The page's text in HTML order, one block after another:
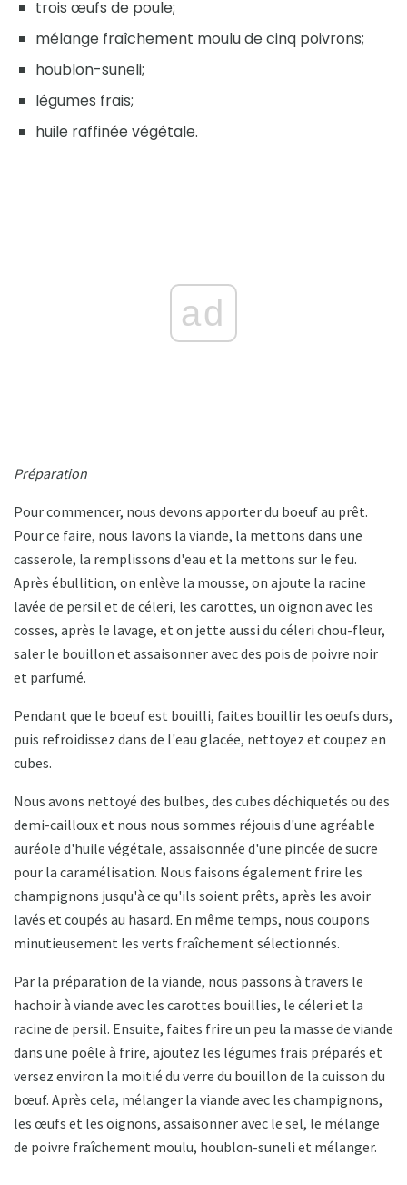
trois œufs de poule;
mélange fraîchement moulu de cinq poivrons;
houblon-suneli;
légumes frais;
huile raffinée végétale.
ad
Préparation
Pour commencer, nous devons apporter du boeuf au prêt.
Pour ce faire, nous lavons la viande, la mettons dans une
casserole, la remplissons d'eau et la mettons sur le feu.
Après ébullition, on enlève la mousse, on ajoute la racine
lavée de persil et de céleri, les carottes, un oignon avec les
cosses, après le lavage, et on jette aussi du céleri chou-fleur,
saler le bouillon et assaisonner avec des pois de poivre noir
et parfumé.
Pendant que le boeuf est bouilli, faites bouillir les oeufs durs,
puis refroidissez dans de l'eau glacée, nettoyez et coupez en
cubes.
Nous avons nettoyé des bulbes, des cubes déchiquetés ou des
demi-cailloux et nous nous sommes réjouis d'une agréable
auréole d'huile végétale, assaisonnée d'une pincée de sucre
pour la caramélisation. Nous faisons également frire les
champignons jusqu'à ce qu'ils soient prêts, après les avoir
lavés et coupés au hasard. En même temps, nous coupons
minutieusement les verts fraîchement sélectionnés.
Par la préparation de la viande, nous passons à travers le
hachoir à viande avec les carottes bouillies, le céleri et la
racine de persil. Ensuite, faites frire un peu la masse de viande
dans une poêle à frire, ajoutez les légumes frais préparés et
versez environ la moitié du verre du bouillon de la cuisson du
bœuf. Après cela, mélanger la viande avec les champignons,
les œufs et les oignons, assaisonner avec le sel, le mélange
de poivre fraîchement moulu, houblon-suneli et mélanger.